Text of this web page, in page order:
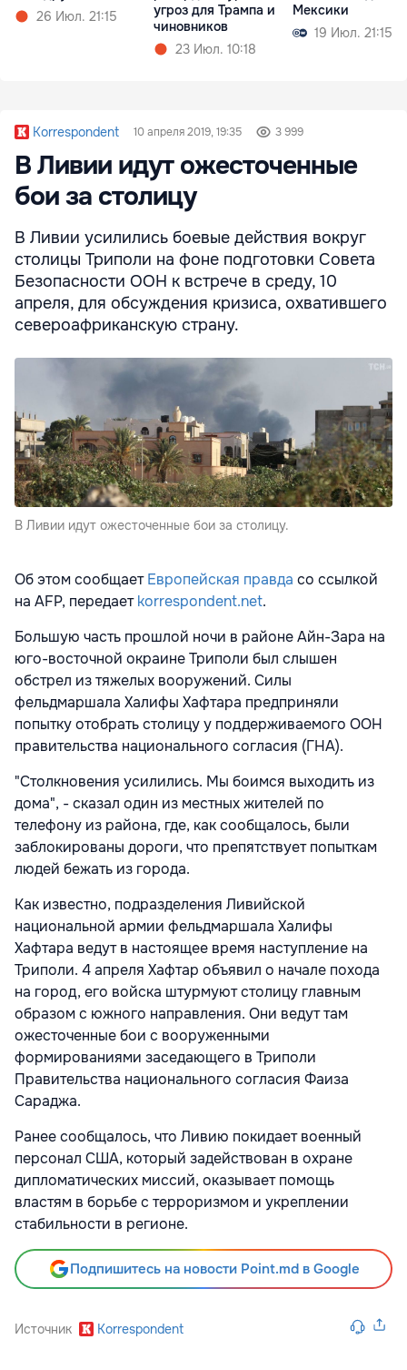
26 Июл. 21:15
угроз для Трампа и
чиновников
23 Июл. 10:18
Мексики
19 Июл. 21:15
Korrespondent 10 апреля 2019, 19:35 3 999
В Ливии идут ожесточенные
бои за столицу
В Ливии усилились боевые действия вокруг
столицы Триполи на фоне подготовки Совета
Безопасности ООН к встрече в среду, 10
апреля, для обсуждения кризиса, охватившего
североафриканскую страну.
В Ливии идут ожесточенные бои за столицу.
Об этом сообщаетЕвропейская правда со ссылкой
на AFP, передаетkorrespondent.net.
Большую часть прошлой ночи в районе Айн-Зара на
юго-восточной окраине Триполи был слышен
обстрел из тяжелых вооружений. Силы
фельдмаршала Халифы Хафтара предприняли
попытку отобрать столицу у поддерживаемого ООН
правительства национального согласия (ГНА).
"Столкновения усилились. Мы боимся выходить из
дома", - сказал один из местных жителей по
телефону из района, где, как сообщалось, были
заблокированы дороги, что препятствует попыткам
людей бежать из города.
Как известно, подразделения Ливийской
национальной армии фельдмаршала Халифы
Хафтара ведут в настоящее время наступление на
Триполи. 4 апреля Хафтар объявил о начале похода
на город, его войска штурмуют столицу главным
образом с южного направления. Они ведут там
ожесточенные бои с вооруженными
формированиями заседающего в Триполи
Правительства национального согласия Фаиза
Сараджа.
Ранее сообщалось, что Ливию покидает военный
персонал США, который задействован в охране
дипломатических миссий, оказывает помощь
властям в борьбе с терроризмом и укреплении
стабильности в регионе.
Подпишитесь на новости Point.md в Google
Источник Korrespondent